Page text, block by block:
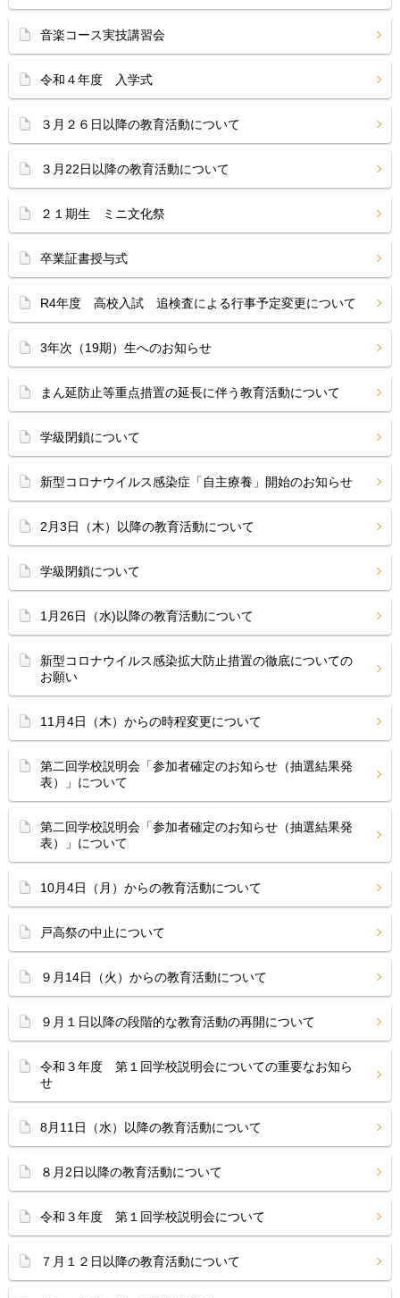
音楽コース実技講習会
令和４年度 入学式
３月２６日以降の教育活動について
３月22日以降の教育活動について
２１期生 ミニ文化祭
卒業証書授与式
R4年度 高校入試 追検査による行事予定変更について
3年次（19期）生へのお知らせ
まん延防止等重点措置の延長に伴う教育活動について
学級閉鎖について
新型コロナウイルス感染症「自主療養」開始のお知らせ
2月3日（木）以降の教育活動について
学級閉鎖について
1月26日（水)以降の教育活動について
新型コロナウイルス感染拡大防止措置の徹底についての
お願い
11月4日（木）からの時程変更について
第二回学校説明会「参加者確定のお知らせ（抽選結果発
表）」について
第二回学校説明会「参加者確定のお知らせ（抽選結果発
表）」について
10月4日（月）からの教育活動について
戸高祭の中止について
９月14日（火）からの教育活動について
９月１日以降の段階的な教育活動の再開について
令和３年度 第１回学校説明会についての重要なお知ら
せ
8月11日（水）以降の教育活動について
８月2日以降の教育活動について
令和３年度 第１回学校説明会について
７月１２日以降の教育活動について